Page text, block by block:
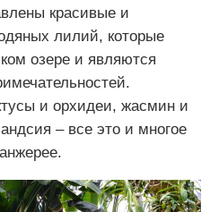
красивые и
лилий, которые
озере и являются
и орхидеи, жасмин и
– все это и многое